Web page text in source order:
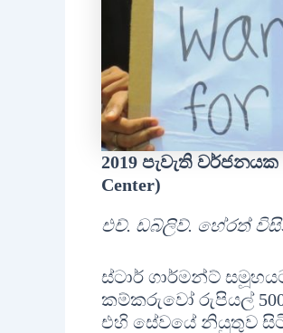
2019 පැවැති
Center)
එච්. ඩබ්ලිව්. හේරත්
ස්ටාර් ගාර්මන්ට්
කම්කරුවෝ රුපියල්
එහි සේවයේ නියුතුව